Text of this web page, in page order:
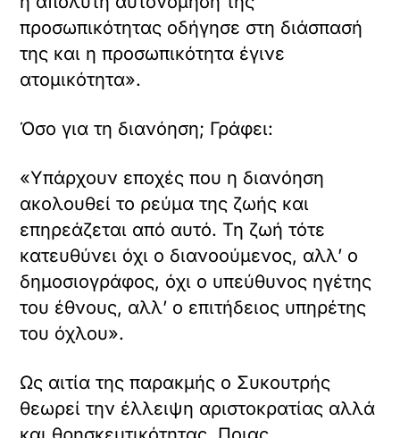
επιθέσεις
Αγγελούδης,
Τζιτζικώστας,
Τσούνης
(VIDEO)